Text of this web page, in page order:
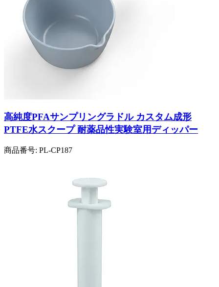
高純度PFAサンプリングラドル カスタム成形
PTFE水スクープ 耐薬品性実験室用ディッパー
商品番号: PL-CP187